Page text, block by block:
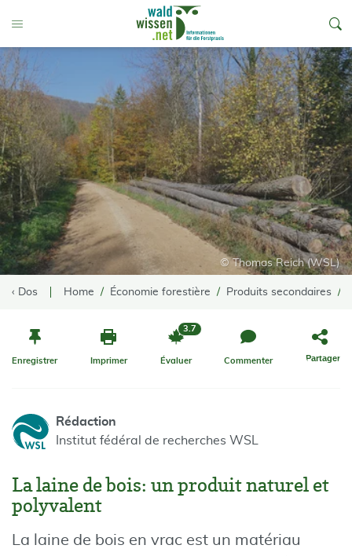
Toggle Menu
© Thomas Reich (WSL)
‹ Dos Home Économie forestière Produits secondaires
Enregistrer Imprimer Évaluer
3.7
Commenter Partager
Rédaction
Institut fédéral de recherches WSL
La laine de bois: un produit naturel et
polyvalent
La laine de bois en vrac est un matériau